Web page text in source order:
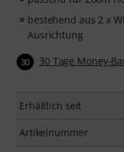
bestehend aus 2 x
Ausrichtung
30 30 Tage Money-
Erhältlich seit
Artikelnummer